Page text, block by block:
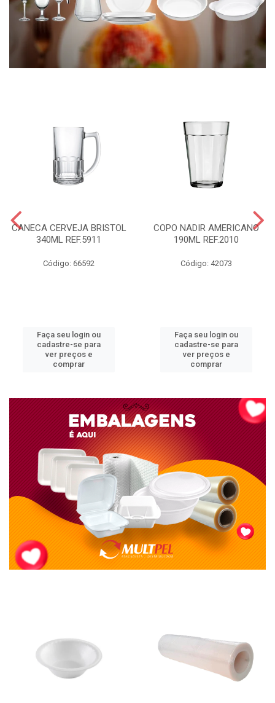
CANECA CERVEJA BRISTOL
340ML REF.5911
Código: 66592
Faça seu login ou
cadastre-se para
ver preços e
comprar
COPO NADIR AMERICANO
190ML REF.2010
Código: 42073
Faça seu login ou
cadastre-se para
ver preços e
comprar